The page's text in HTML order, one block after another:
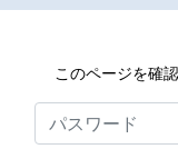
このページを確